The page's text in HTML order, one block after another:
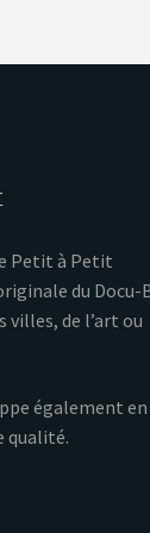
Petit à Petit
du Docu-
villes, de l’art ou
également en
qualité.